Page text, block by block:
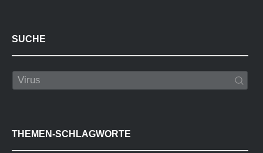
SUCHE
THEMEN-SCHLAGWORTE